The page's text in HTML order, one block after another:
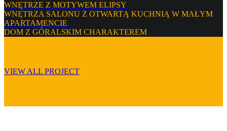
WNĘTRZE Z MOTYWEM ELIPSY
WNĘTRZA SALONU Z OTWARTĄ KUCHNIĄ W MAŁYM
APARTAMENCIE
DOM Z GÓRALSKIM CHARAKTEREM
VIEW ALL PROJECT